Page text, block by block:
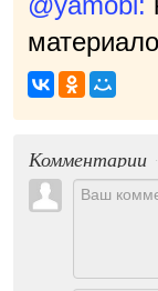
прия|
Комментарии